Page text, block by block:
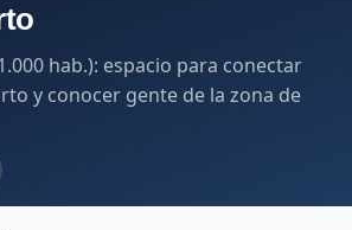
hab.): espacio para conectar
y conocer gente de la zona de